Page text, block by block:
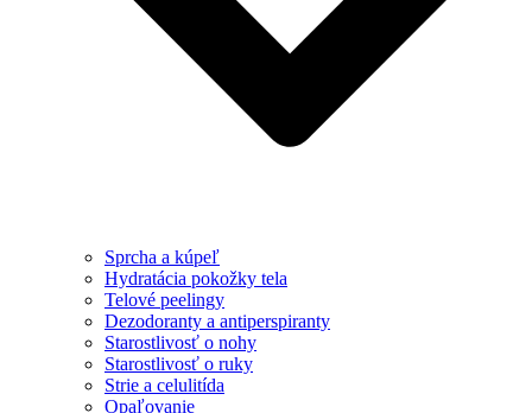
Sprcha a kúpeľ
Hydratácia pokožky tela
Telové peelingy
Dezodoranty a antiperspiranty
Starostlivosť o nohy
Starostlivosť o ruky
Strie a celulitída
Opaľovanie